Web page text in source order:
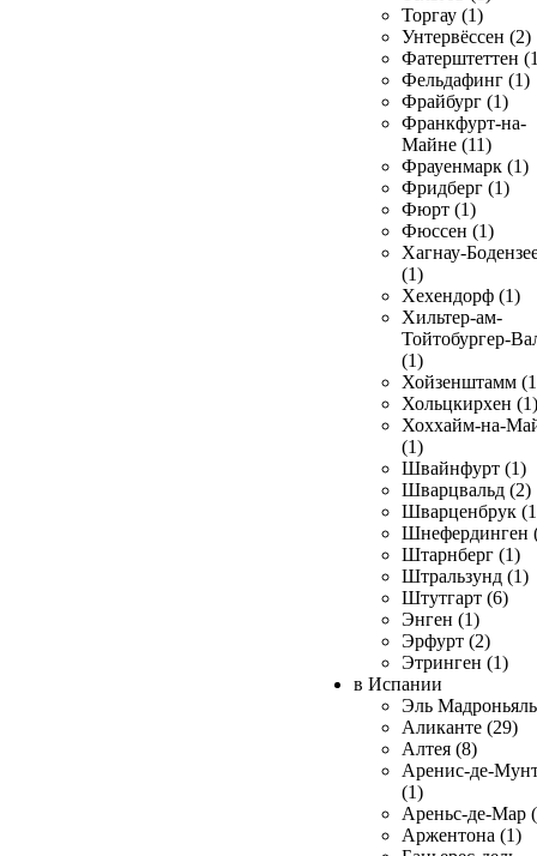
Торгау (1)
Унтервёссен (2)
Фатерштеттен
Фельдафинг (1)
Фрайбург (1)
Франкфурт-на-
Майне (11)
Фрауенмарк (1)
Фридберг (1)
Фюрт (1)
Фюссен (1)
Хагнау-
(1)
Хехендорф (1)
Хильтер-ам-
Тойтобургер-
(1)
Хойзенштамм
Хольцкирхен (1)
Хоххайм-на-
(1)
Швайнфурт (1)
Шварцвальд (2)
Шварценбрук
Шнефердинген
Штарнберг (1)
Штральзунд (1)
Штутгарт (6)
Энген (1)
Эрфурт (2)
Этринген (1)
в Испании
Эль
Аликанте (29)
Алтея (8)
Аренис-де-
(1)
Ареньс-де-Мар
Аржентона (1)